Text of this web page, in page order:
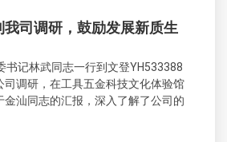
司调研，鼓励发展新质生
书记林武同志一行到文登YH533388
司调研，在工具五金科技文化体验馆
金汕同志的汇报，深入了解了公司的